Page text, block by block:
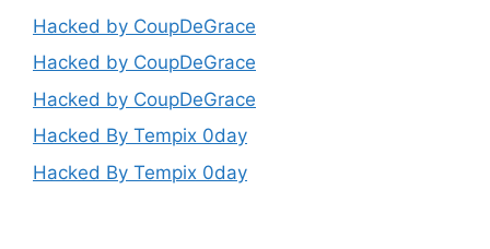
Hacked by CoupDeGrace
Hacked by CoupDeGrace
Hacked by CoupDeGrace
Hacked By Tempix 0day
Hacked By Tempix 0day